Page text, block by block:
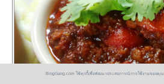
BlogGang.com ใช้คุกกี้เพื่อพัฒนาประสบการณ์การใช้งานของคุณ